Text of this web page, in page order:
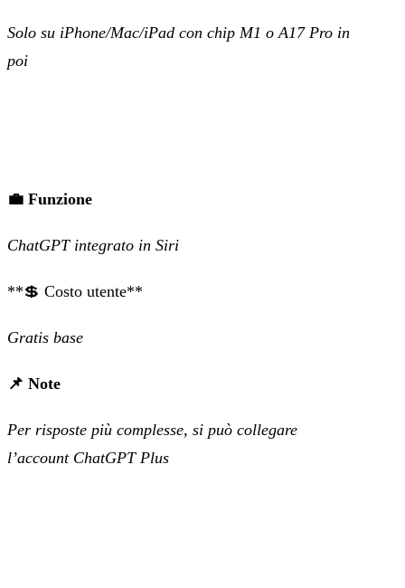
Solo su iPhone/Mac/iPad con chip M1 o A17 Pro in
poi
💼 Funzione
ChatGPT integrato in Siri
‍**💲 Costo utente**
Gratis base
📌 Note
Per risposte più complesse, si può collegare
l’account ChatGPT Plus